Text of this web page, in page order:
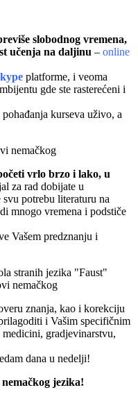
slobodnog vremena,
učenja na daljinu – online
platforme, i veoma
gde ste rasterećeni i
kurseva uživo, a
vrlo brzo i lako, u
za rad dobijate u
potrebu literaturu na
mnogo vremena i podstiče
Vašem predznanju i
znanja, kao i korekciju
i Vašim specifičnim
medicini, gradjevinarstvu,
dana u nedelji!
jezika!